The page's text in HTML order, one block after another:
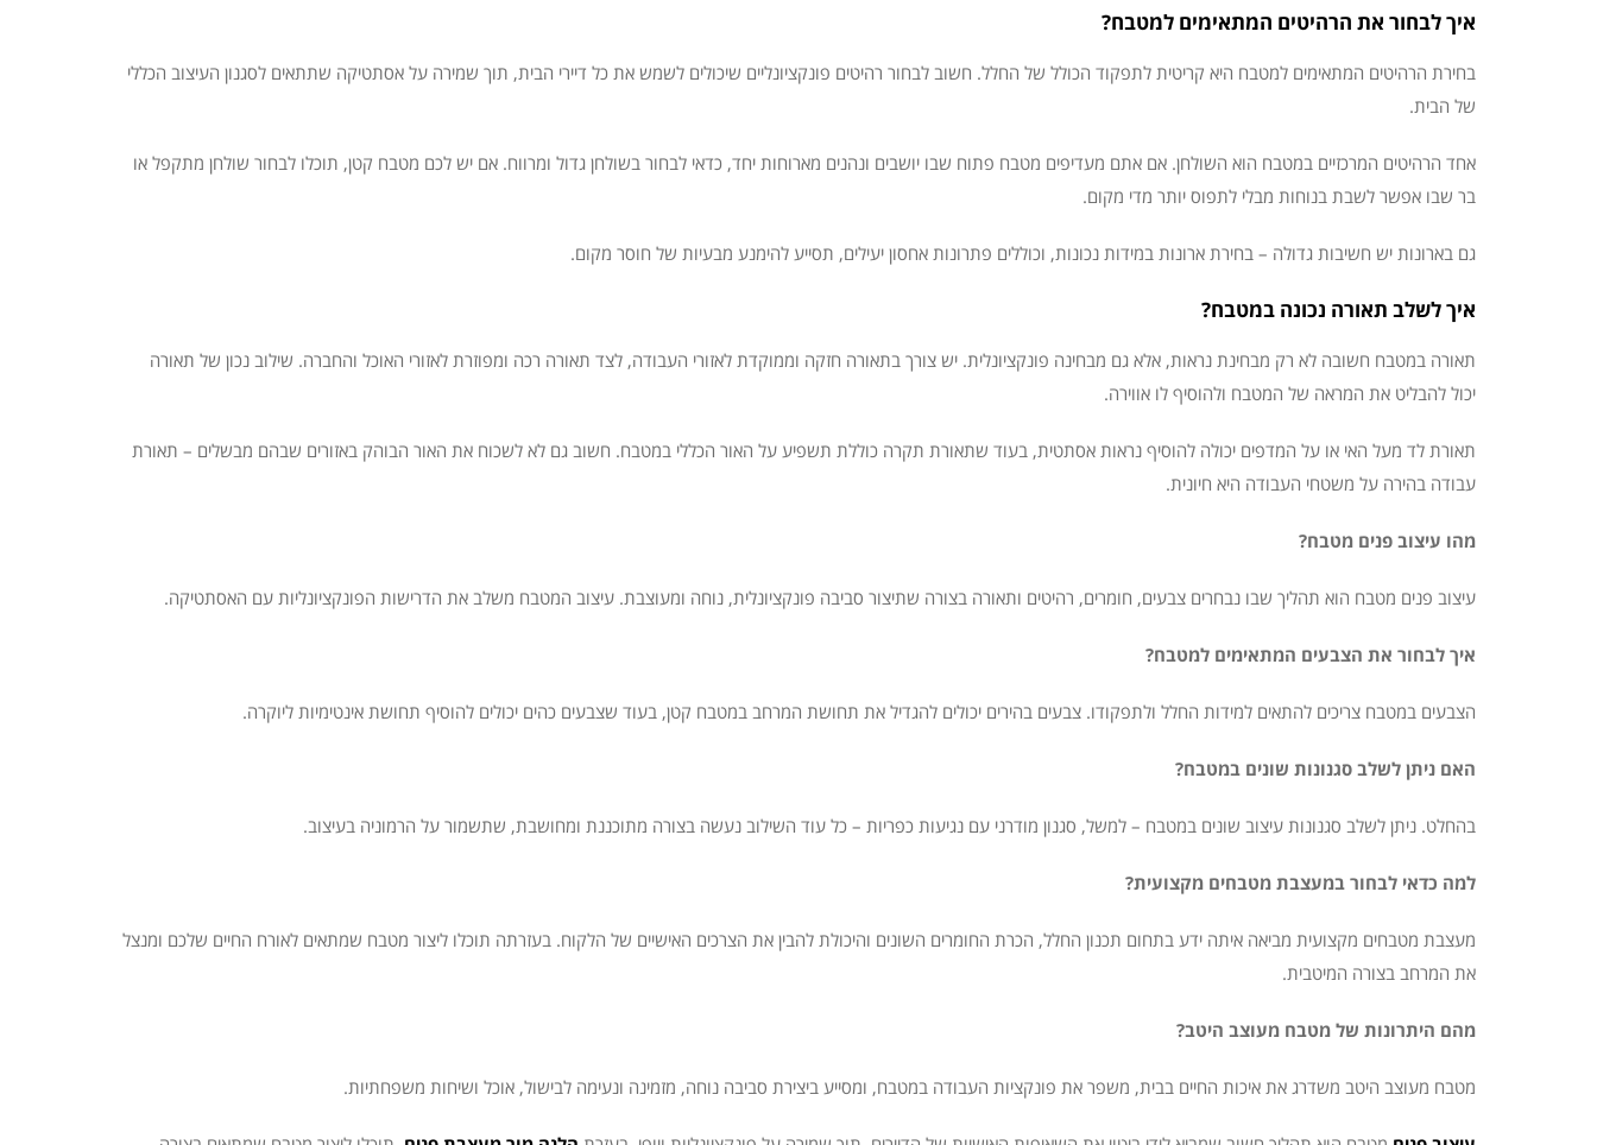
איך לבחור את הרהיטים המתאימים למטבח?
בחירת הרהיטים המתאימים למטבח היא קריטית לתפקוד הכולל של החלל. חשוב לבחור רהיטים פונקציונליים שיכולים לשמש את כל דיירי הבית, תוך שמירה על אסתטיקה שתתאים לסגנון העיצוב הכללי
של הבית.
אחד הרהיטים המרכזיים במטבח הוא השולחן. אם אתם מעדיפים מטבח פתוח שבו יושבים ונהנים מארוחות יחד, כדאי לבחור בשולחן גדול ומרווח. אם יש לכם מטבח קטן, תוכלו לבחור שולחן מתקפל או
בר שבו אפשר לשבת בנוחות מבלי לתפוס יותר מדי מקום.
גם בארונות יש חשיבות גדולה – בחירת ארונות במידות נכונות, וכוללים פתרונות אחסון יעילים, תסייע להימנע מבעיות של חוסר מקום.
איך לשלב תאורה נכונה במטבח?
תאורה במטבח חשובה לא רק מבחינת נראות, אלא גם מבחינה פונקציונלית. יש צורך בתאורה חזקה וממוקדת לאזורי העבודה, לצד תאורה רכה ומפוזרת לאזורי האוכל והחברה. שילוב נכון של תאורה
יכול להבליט את המראה של המטבח ולהוסיף לו אווירה.
תאורת לד מעל האי או על המדפים יכולה להוסיף נראות אסתטית, בעוד שתאורת תקרה כוללת תשפיע על האור הכללי במטבח. חשוב גם לא לשכוח את האור הבוהק באזורים שבהם מבשלים – תאורת
עבודה בהירה על משטחי העבודה היא חיונית.
מהו עיצוב פנים מטבח?
עיצוב פנים מטבח הוא תהליך שבו נבחרים צבעים, חומרים, רהיטים ותאורה בצורה שתיצור סביבה פונקציונלית, נוחה ומעוצבת. עיצוב המטבח משלב את הדרישות הפונקציונליות עם האסתטיקה.
איך לבחור את הצבעים המתאימים למטבח?
הצבעים במטבח צריכים להתאים למידות החלל ולתפקודו. צבעים בהירים יכולים להגדיל את תחושת המרחב במטבח קטן, בעוד שצבעים כהים יכולים להוסיף תחושת אינטימיות ליוקרה.
האם ניתן לשלב סגנונות שונים במטבח?
בהחלט. ניתן לשלב סגנונות עיצוב שונים במטבח – למשל, סגנון מודרני עם נגיעות כפריות – כל עוד השילוב נעשה בצורה מתוכננת ומחושבת, שתשמור על הרמוניה בעיצוב.
למה כדאי לבחור במעצבת מטבחים מקצועית?
מעצבת מטבחים מקצועית מביאה איתה ידע בתחום תכנון החלל, הכרת החומרים השונים והיכולת להבין את הצרכים האישיים של הלקוח. בעזרתה תוכלו ליצור מטבח שמתאים לאורח החיים שלכם ומנצל
את המרחב בצורה המיטבית.
מהם היתרונות של מטבח מעוצב היטב?
מטבח מעוצב היטב משדרג את איכות החיים בבית, משפר את פונקציות העבודה במטבח, ומסייע ביצירת סביבה נוחה, מזמינה ונעימה לבישול, אוכל ושיחות משפחתיות.